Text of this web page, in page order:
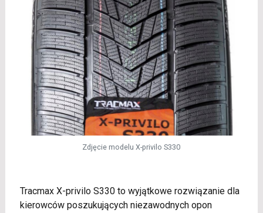
Zdjęcie modelu X-privilo S330
Tracmax X-privilo S330 to wyjątkowe rozwiązanie dla
kierowców poszukujących niezawodnych opon